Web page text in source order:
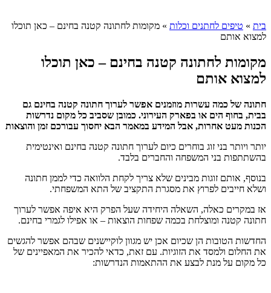
בית » טיפים לחתנים וכלות » מקומות לחתונה קטנה בחינם – כאן תוכלו
למצוא אותם
מקומות לחתונה קטנה בחינם – כאן תוכלו
למצוא אותם
חתונה של כמה עשרות מוזמנים אפשר לערוך חתונה קטנה בחינם גם
בבית, בחוף הים או בפארק העירוני. כמובן שסביב כל מקום נדרשות
הכנות מעט אחרות, אבל המידע במאמר הבא יחסוך עבורכם זמן והוצאות
יותר ויותר בני זוג בוחרים כיום לערוך חתונה קטנה בחינם ואינטימית
בהשתתפות בני המשפחה והחברים בלבד.
בנוסף, אותם זוגות מבינים שלא צריך לקחת הלוואה כדי לממן חתונה
ושלא חייבים לפרוץ את מסגרת התקציב של התא המשפחתי.
אז במקרים כאלה, השאלה היחידה שעל הפרק היא איפה אפשר לערוך
חתונה קטנה ומוצלחת בכמה שפחות הוצאות – או אפילו לגמרי בחינם.
החדשות הטובות הן שכיום אכן יש מגוון לוקיישנים שבהם אפשר להגשים
את החלום ולמסד את הזוגיות. עם זאת, כדאי להכיר את המאפיינים של
כל מקום על מנת לבצע את ההתאמות הנדרשות: